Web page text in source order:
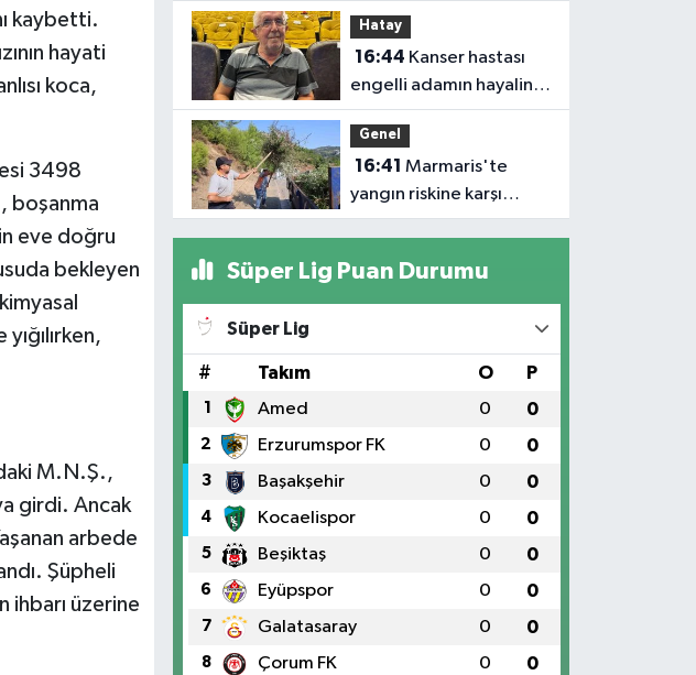
kaybetti.
hayati
koca,
3498
boşanma
eve doğru
bekleyen
M.N.Ş.,
girdi. Ancak
arbede
Şüpheli
ihbarı üzerine
Hatay
16:44
engelli adamın hayalini
bile kuramadığı evine
kavuşunca döktüğü
gözyaşı duygulandırdı
Genel
16:41
yangın riskine karşı
kapsamlı temizlik
Süper Lig Puan Durumu
Süper Lig
# Takım O P
1 Amed 0 0
2 Erzurumspor FK 0 0
3 Başakşehir 0 0
4 Kocaelispor 0 0
5 Beşiktaş 0 0
6 Eyüpspor 0 0
7 Galatasaray 0 0
8 Çorum FK 0 0